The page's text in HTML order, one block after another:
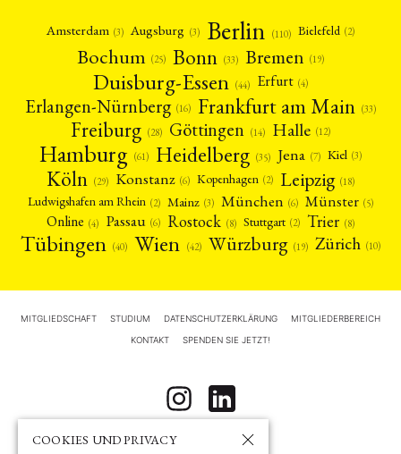
Amsterdam (3) Augsburg (3) Berlin (110) Bielefeld (2)
Bochum (25) Bonn (33) Bremen (19)
Duisburg-Essen (44) Erfurt (4)
Erlangen-Nürnberg (16) Frankfurt am Main (33)
Freiburg (28) Göttingen (14) Halle (12)
Hamburg (61) Heidelberg (35) Jena (7) Kiel (3)
Köln (29) Konstanz (6) Kopenhagen (2) Leipzig (18)
Ludwigshafen am Rhein (2) Mainz (3) München (6) Münster (5)
Online (4) Passau (6) Rostock (8) Stuttgart (2) Trier (8)
Tübingen (40) Wien (42) Würzburg (19) Zürich (10)
MITGLIEDSCHAFT STUDIUM DATENSCHUTZERKLÄRUNG MITGLIEDERBEREICH
KONTAKT SPENDEN SIE JETZT!
COOKIES UND PRIVACY